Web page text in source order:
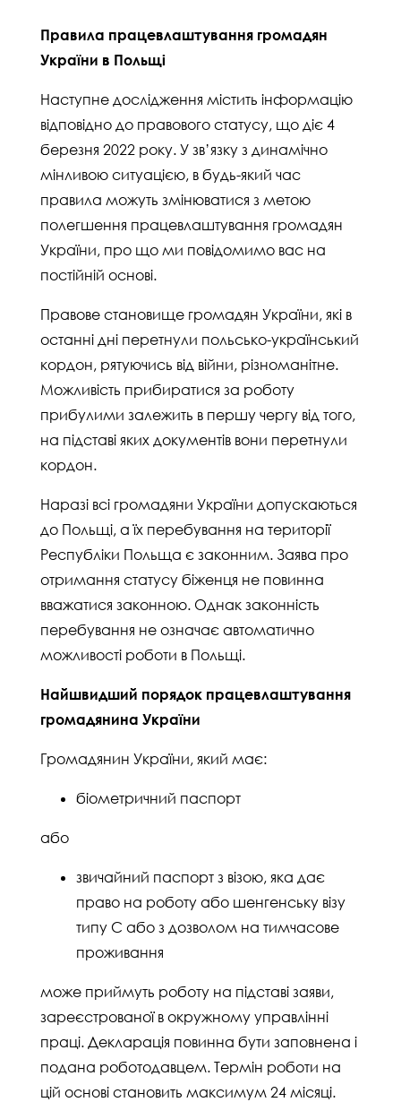
Правила працевлаштування громадян
України в Польщі
Наступне дослідження містить інформацію
відповідно до правового статусу, що діє 4
березня 2022 року. У зв’язку з динамічно
мінливою ситуацією, в будь-який час
правила можуть змінюватися з метою
полегшення працевлаштування громадян
України, про що ми повідомимо вас на
постійній основі.
Правове становище громадян України, які в
останні дні перетнули польсько-український
кордон, рятуючись від війни, різноманітне.
Можливість прибиратися за роботу
прибулими залежить в першу чергу від того,
на підставі яких документів вони перетнули
кордон.
Наразі всі громадяни України допускаються
до Польщі, а їх перебування на території
Республіки Польща є законним. Заява про
отримання статусу біженця не повинна
вважатися законною. Однак законність
перебування не означає автоматично
можливості роботи в Польщі.
Найшвидший порядок працевлаштування
громадянина України
Громадянин України, який має:
біометричний паспорт
або
звичайний паспорт з візою, яка дає
право на роботу або шенгенську візу
типу С або з дозволом на тимчасове
проживання
може приймуть роботу на підставі заяви,
зареєстрованої в окружному управлінні
праці. Декларація повинна бути заповнена і
подана роботодавцем. Термін роботи на
цій основі становить максимум 24 місяці.